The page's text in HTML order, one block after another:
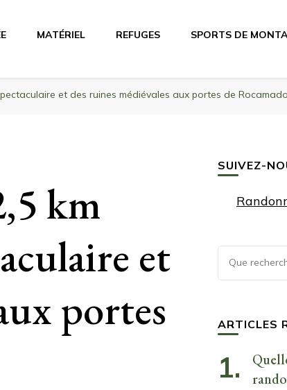
MATÉRIEL REFUGES SPORTS DE
et des ruines médiévales aux portes de
km
et
portes
SUIVEZ-
Vous
recherchiez
ARTICLES